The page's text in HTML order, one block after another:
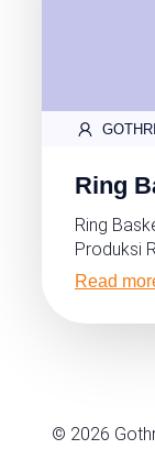
GOTHRI
Ring
Ring
Produksi
Read
© 2026